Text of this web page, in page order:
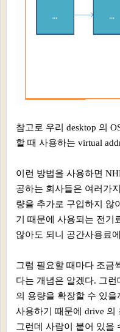
참고로 우리 desktop 의
할 때 사용하는 virtual
이런 방법을 사용하면
공하는 회사들은 여러가
량을 추가로 구입하지 않
기 때문에 사용되는 전기
않아도 되니 공간사용료
그럼 필요할 때마다 조금
다는 개념은 알겠다. 그
의 용량을 확장할 수 있을
사용하기 때문에 drive 의
그런데 사람이 붙어 있을